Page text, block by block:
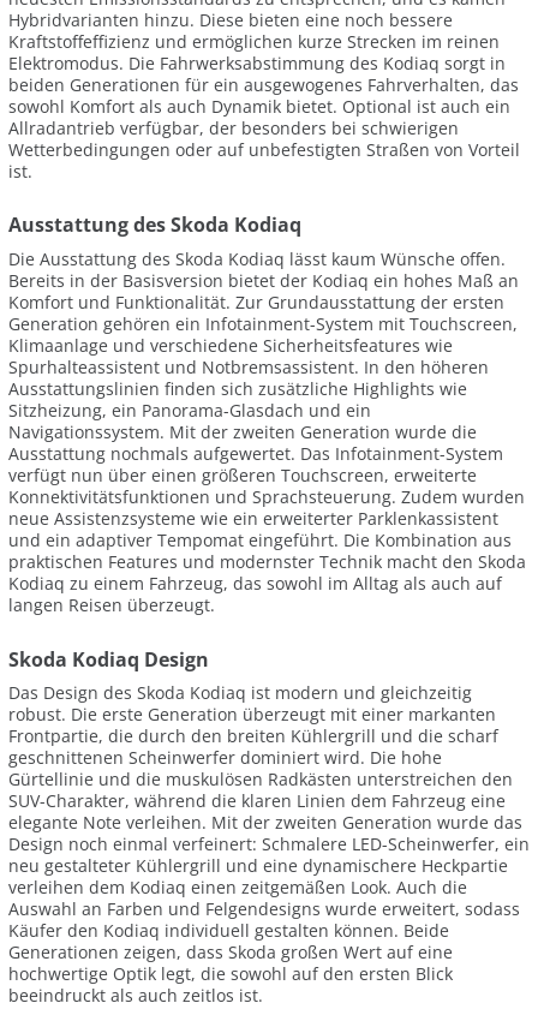
Hybridvarianten hinzu. Diese bieten eine noch bessere
Kraftstoffeffizienz und ermöglichen kurze Strecken im reinen
Elektromodus. Die Fahrwerksabstimmung des Kodiaq sorgt in
beiden Generationen für ein ausgewogenes Fahrverhalten, das
sowohl Komfort als auch Dynamik bietet. Optional ist auch ein
Allradantrieb verfügbar, der besonders bei schwierigen
Wetterbedingungen oder auf unbefestigten Straßen von Vorteil
ist.
Ausstattung des Skoda Kodiaq
Die Ausstattung des Skoda Kodiaq lässt kaum Wünsche offen.
Bereits in der Basisversion bietet der Kodiaq ein hohes Maß an
Komfort und Funktionalität. Zur Grundausstattung der ersten
Generation gehören ein Infotainment-System mit Touchscreen,
Klimaanlage und verschiedene Sicherheitsfeatures wie
Spurhalteassistent und Notbremsassistent. In den höheren
Ausstattungslinien finden sich zusätzliche Highlights wie
Sitzheizung, ein Panorama-Glasdach und ein
Navigationssystem. Mit der zweiten Generation wurde die
Ausstattung nochmals aufgewertet. Das Infotainment-System
verfügt nun über einen größeren Touchscreen, erweiterte
Konnektivitätsfunktionen und Sprachsteuerung. Zudem wurden
neue Assistenzsysteme wie ein erweiterter Parklenkassistent
und ein adaptiver Tempomat eingeführt. Die Kombination aus
praktischen Features und modernster Technik macht den Skoda
Kodiaq zu einem Fahrzeug, das sowohl im Alltag als auch auf
langen Reisen überzeugt.
Skoda Kodiaq Design
Das Design des Skoda Kodiaq ist modern und gleichzeitig
robust. Die erste Generation überzeugt mit einer markanten
Frontpartie, die durch den breiten Kühlergrill und die scharf
geschnittenen Scheinwerfer dominiert wird. Die hohe
Gürtellinie und die muskulösen Radkästen unterstreichen den
SUV-Charakter, während die klaren Linien dem Fahrzeug eine
elegante Note verleihen. Mit der zweiten Generation wurde das
Design noch einmal verfeinert: Schmalere LED-Scheinwerfer, ein
neu gestalteter Kühlergrill und eine dynamischere Heckpartie
verleihen dem Kodiaq einen zeitgemäßen Look. Auch die
Auswahl an Farben und Felgendesigns wurde erweitert, sodass
Käufer den Kodiaq individuell gestalten können. Beide
Generationen zeigen, dass Skoda großen Wert auf eine
hochwertige Optik legt, die sowohl auf den ersten Blick
beeindruckt als auch zeitlos ist.